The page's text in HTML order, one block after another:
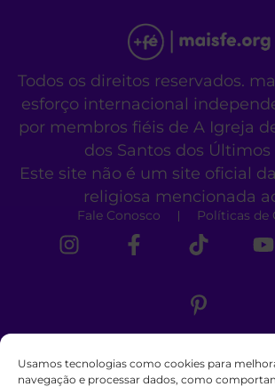
Usamos tecnologias como cookies para
navegação e processar dados, como
Todos os direitos reservados.
esforço internacional
por membros fiéis de A Igreja
dos Santos dos Últimos
Este site não é um site oficial
religiosa mencionada
Fale Conosco Políticas de